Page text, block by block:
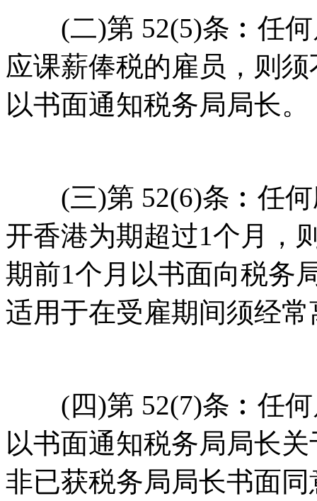
(二)第 52(5)条︰任何
应课薪俸税的雇员，则
以书面通知税务局局长。
(三)第 52(6)条︰任何
开香港为期超过1个月，
期前1个月以书面向税务
适用于在受雇期间须经
(四)第 52(7)条︰任何
以书面通知税务局局长
非已获税务局局长书面